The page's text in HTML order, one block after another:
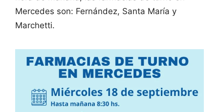
Mercedes son: Fernández, Santa María y
Marchetti.